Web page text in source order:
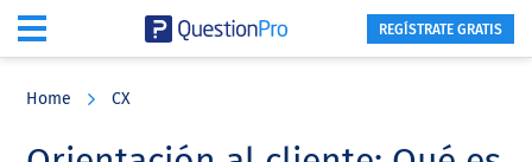
content
sidebar
REGÍSTRATE GRATIS
Home CX